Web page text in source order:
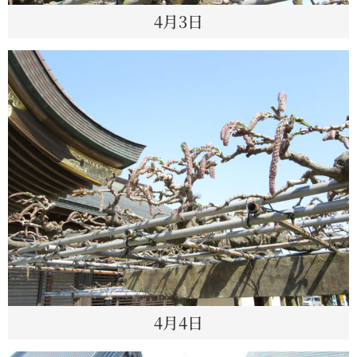
4月3日
4月4日